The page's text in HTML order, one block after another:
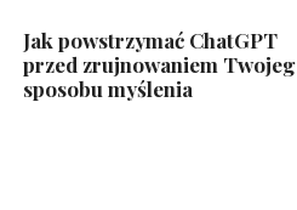
Jak powstrzymać ChatGPT
przed zrujnowaniem
sposobu myślenia